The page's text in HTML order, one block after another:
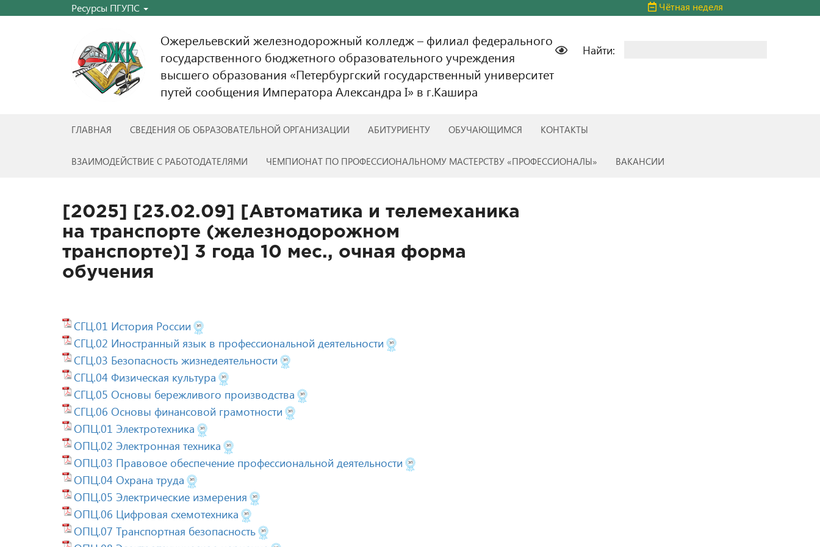
Ресурсы ПГУПС Чётная неделя
Ожерельевский железнодорожный колледж – филиал федерального
государственного бюджетного образовательного учреждения
высшего образования «Петербургский государственный университет
путей сообщения Императора Александра I» в г.Кашира
Найти:
ГЛАВНАЯ СВЕДЕНИЯ ОБ ОБРАЗОВАТЕЛЬНОЙ ОРГАНИЗАЦИИ АБИТУРИЕНТУ ОБУЧАЮЩИМСЯ КОНТАКТЫ
ВЗАИМОДЕЙСТВИЕ С РАБОТОДАТЕЛЯМИ ЧЕМПИОНАТ ПО ПРОФЕССИОНАЛЬНОМУ МАСТЕРСТВУ «ПРОФЕССИОНАЛЫ» ВАКАНСИИ
[2025] [23.02.09] [Автоматика и телемеханика
на транспорте (железнодорожном
транспорте)] 3 года 10 мес., очная форма
обучения
СГЦ.01 История России
СГЦ.02 Иностранный язык в профессиональной деятельности
СГЦ.03 Безопасность жизнедеятельности
СГЦ.04 Физическая культура
СГЦ.05 Основы бережливого производства
СГЦ.06 Основы финансовой грамотности
ОПЦ.01 Электротехника
ОПЦ.02 Электронная техника
ОПЦ.03 Правовое обеспечение профессиональной деятельности
ОПЦ.04 Охрана труда
ОПЦ.05 Электрические измерения
ОПЦ.06 Цифровая схемотехника
ОПЦ.07 Транспортная безопасность